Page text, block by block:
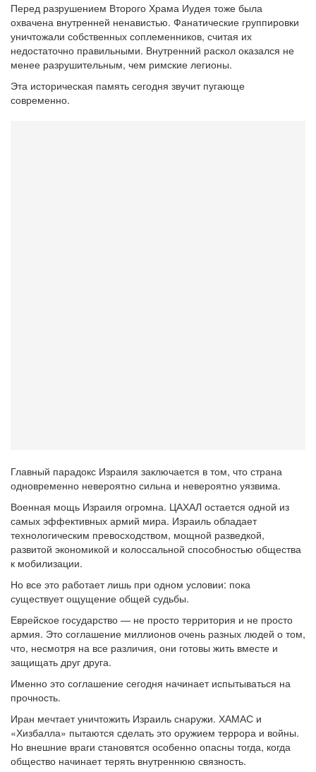
Перед разрушением Второго Храма Иудея тоже была
охвачена внутренней ненавистью. Фанатические группировки
уничтожали собственных соплеменников, считая их
недостаточно правильными. Внутренний раскол оказался не
менее разрушительным, чем римские легионы.
Эта историческая память сегодня звучит пугающе
современно.
Главный парадокс Израиля заключается в том, что страна
одновременно невероятно сильна и невероятно уязвима.
Военная мощь Израиля огромна. ЦАХАЛ остается одной из
самых эффективных армий мира. Израиль обладает
технологическим превосходством, мощной разведкой,
развитой экономикой и колоссальной способностью общества
к мобилизации.
Но все это работает лишь при одном условии: пока
существует ощущение общей судьбы.
Еврейское государство — не просто территория и не просто
армия. Это соглашение миллионов очень разных людей о том,
что, несмотря на все различия, они готовы жить вместе и
защищать друг друга.
Именно это соглашение сегодня начинает испытываться на
прочность.
Иран мечтает уничтожить Израиль снаружи. ХАМАС и
«Хизбалла» пытаются сделать это оружием террора и войны.
Но внешние враги становятся особенно опасны тогда, когда
общество начинает терять внутреннюю связность.